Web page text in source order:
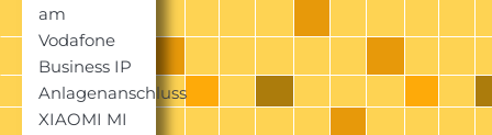
am
Vodafone
Business IP
Anlagenanschluss
XIAOMI MI